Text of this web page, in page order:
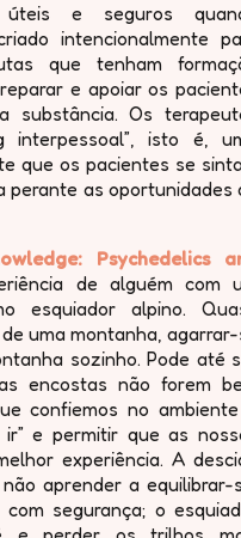
e seguros
intencionalmente
que tenham
e apoiar os
substância. Os
interpessoal”, isto é,
que os pacientes se
perante as oportunidades
Psychedelics
de alguém com
esquiador alpino.
uma montanha,
sozinho. Pode até
encostas não forem
confiemos no
ir” e permitir que as
experiência. A
aprender a equilibrar-
segurança; o